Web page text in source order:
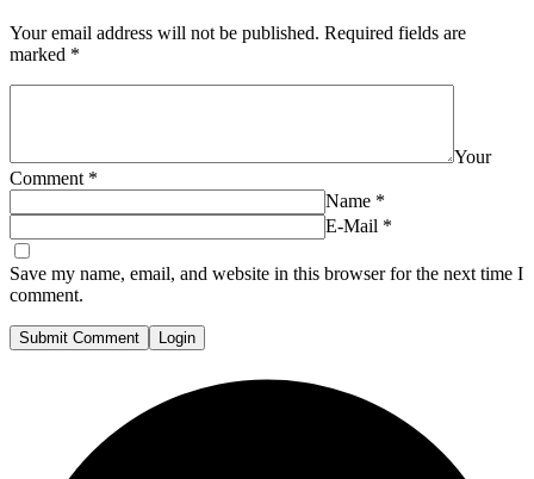
Your email address will not be published. Required fields are
marked *
Your
Comment *
Name *
E-Mail *
Save my name, email, and website in this browser for the next time I
comment.
Submit Comment Login